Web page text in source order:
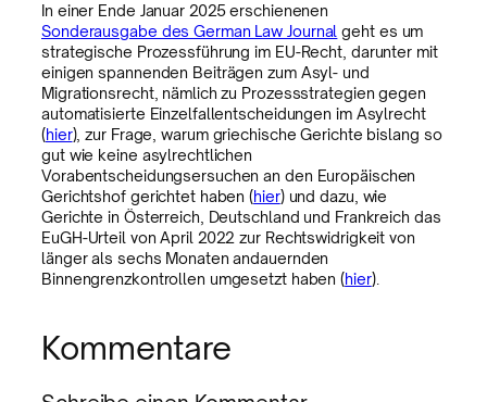
In einer Ende Januar 2025 erschienenen
Sonderausgabe des German Law Journal geht es um
strategische Prozessführung im EU-Recht, darunter mit
einigen spannenden Beiträgen zum Asyl- und
Migrationsrecht, nämlich zu Prozessstrategien gegen
automatisierte Einzelfallentscheidungen im Asylrecht
(hier), zur Frage, warum griechische Gerichte bislang so
gut wie keine asylrechtlichen
Vorabentscheidungsersuchen an den Europäischen
Gerichtshof gerichtet haben (hier) und dazu, wie
Gerichte in Österreich, Deutschland und Frankreich das
EuGH-Urteil von April 2022 zur Rechtswidrigkeit von
länger als sechs Monaten andauernden
Binnengrenzkontrollen umgesetzt haben (hier).
Kommentare